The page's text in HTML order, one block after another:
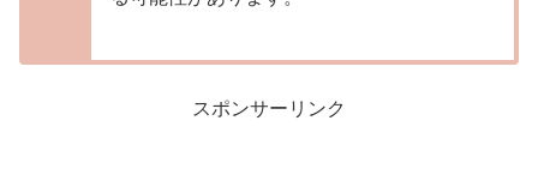
スポンサーリンク